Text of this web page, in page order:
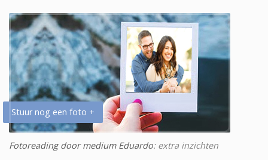
Stuur nog een foto +
Fotoreading door medium Eduardo: extra inzichten